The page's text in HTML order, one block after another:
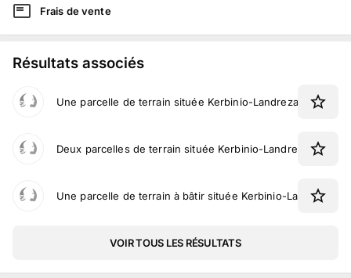
Frais de vente
Résultats associés
Une parcelle de terrain située Kerbinio-Landrezac à
Deux parcelles de terrain située Kerbinio-Landrezac à
Une parcelle de terrain à bâtir située Kerbinio-Landrezac à
VOIR TOUS LES RÉSULTATS